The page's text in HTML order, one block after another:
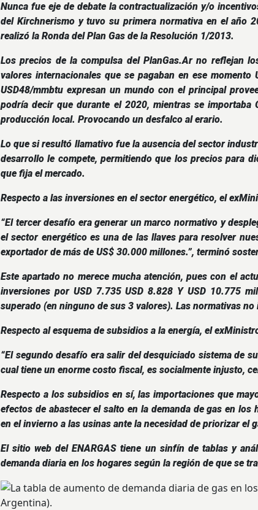
Nunca fue eje de debate la contractualización y/o
del Kirchnerismo y tuvo su primera normativa en el año
realizó la Ronda del Plan Gas de la Resolución 1/2013.
Los precios de la compulsa del PlanGas.Ar no reflejan
valores internacionales que se pagaban en ese
USD48/mmbtu expresan un mundo con el principal
podría decir que durante el 2020, mientras se
producción local. Provocando un desfalco al erario.
Lo que si resultó llamativo fue la ausencia del sector
desarrollo le compete, permitiendo que los precios para
que fija el mercado.
Respecto a las inversiones en el sector energético, el
“El tercer desafío era generar un marco normativo y
el sector energético es una de las llaves para resolver
exportador de más de US$ 30.000 millones.”, terminó
Este apartado no merece mucha atención, pues con el
inversiones por USD 7.735 USD 8.828 Y USD 10.775
superado (en ninguno de sus 3 valores). Las normativas
Respecto al esquema de subsidios a la energía, el
“El segundo desafío era salir del desquiciado sistema de
cual tiene un enorme costo fiscal, es socialmente injusto,
Respecto a los subsidios en sí, las importaciones que
efectos de abastecer el salto en la demanda de gas en
en el invierno a las usinas ante la necesidad de priorizar el
El sitio web del ENARGAS tiene un sinfín de tablas y
demanda diaria en los hogares según la región de que se